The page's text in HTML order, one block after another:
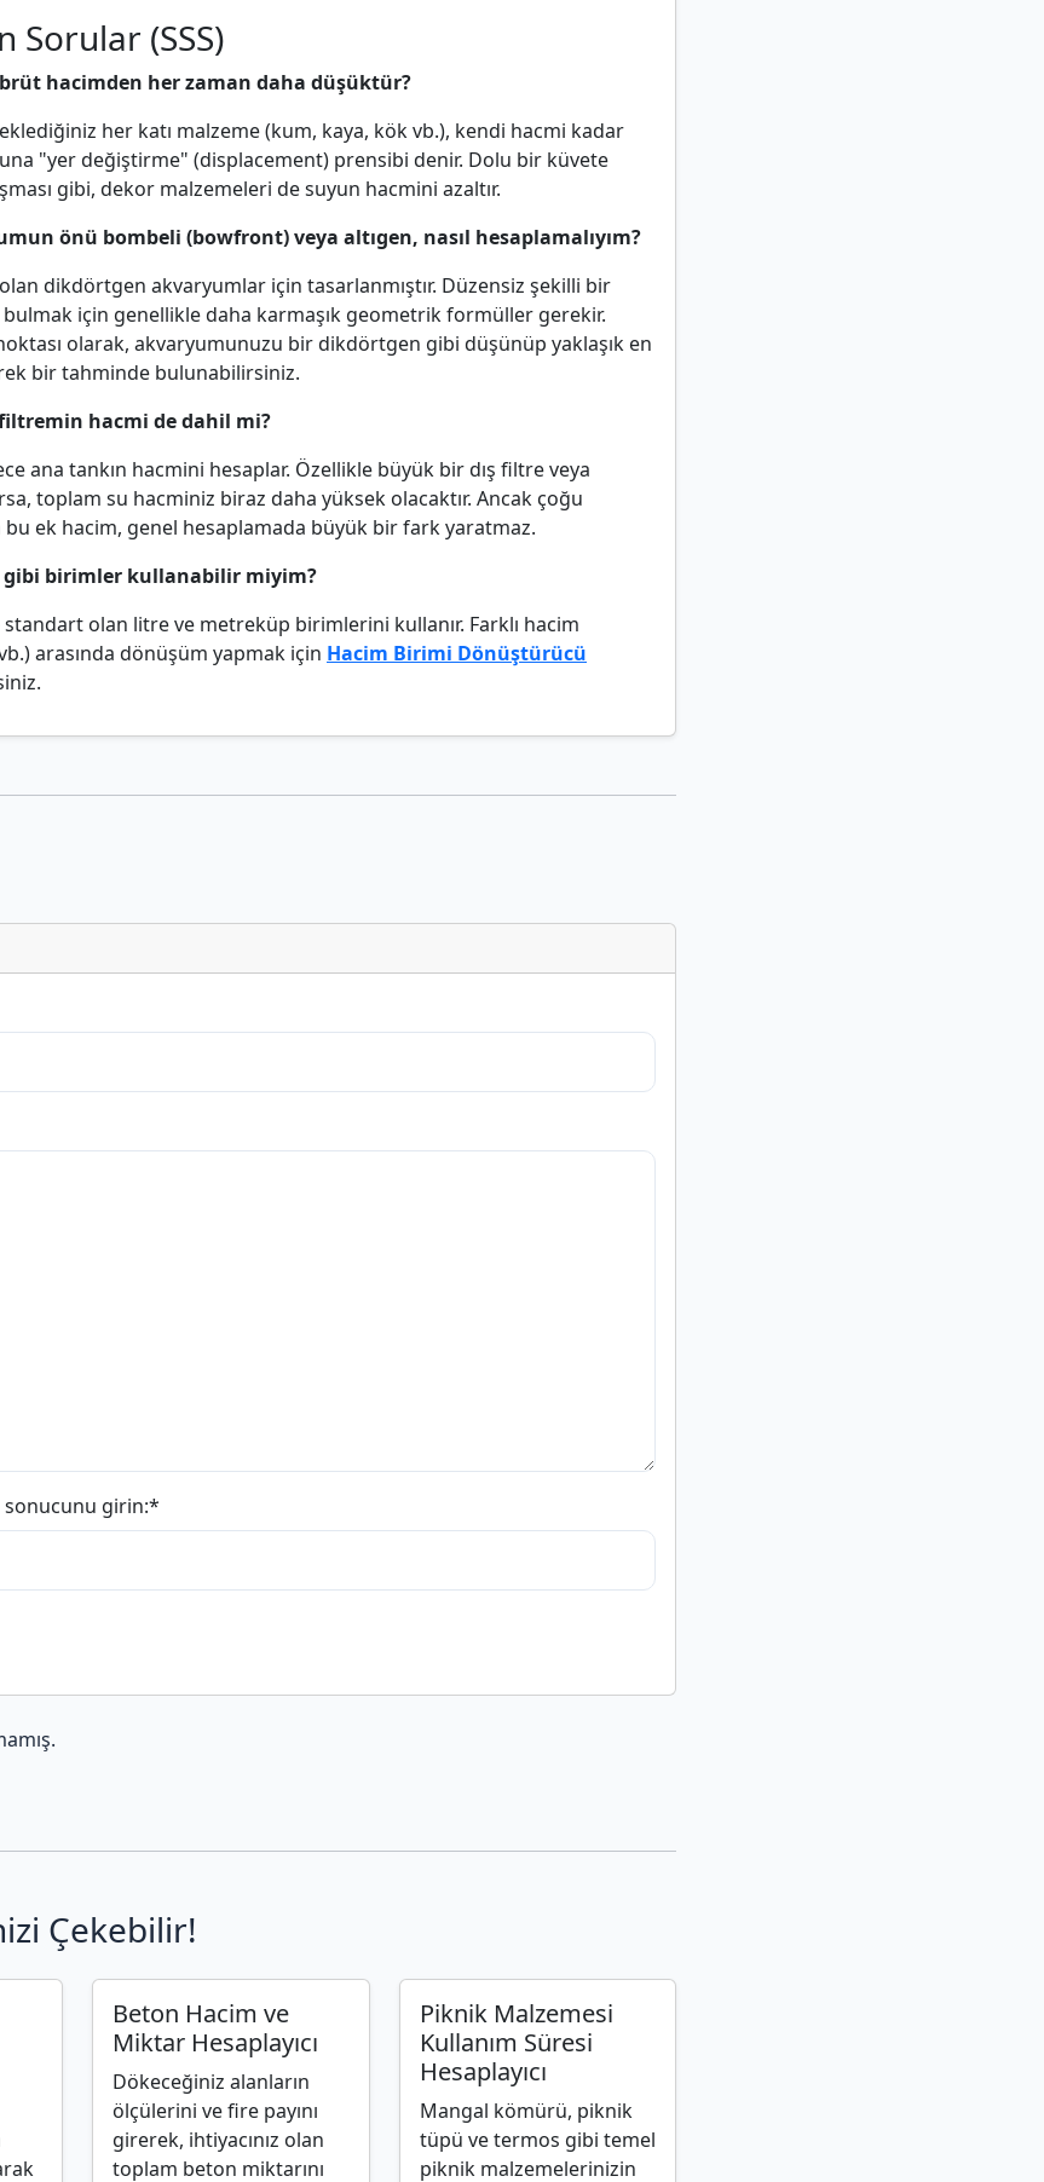
Sorular (SSS)
hacimden her zaman daha düşüktür?
her katı malzeme (kum, kaya, kök vb.), kendi hacmi kadar
"yer değiştirme" (displacement) prensibi denir. Dolu bir küvete
gibi, dekor malzemeleri de suyun hacmini azaltır.
önü bombeli (bowfront) veya altıgen, nasıl hesaplamalıyım?
olan dikdörtgen akvaryumlar için tasarlanmıştır. Düzensiz şekilli bir
için genellikle daha karmaşık geometrik formüller gerekir.
olarak, akvaryumunuzu bir dikdörtgen gibi düşünüp yaklaşık en
bir tahminde bulunabilirsiniz.
filtremin hacmi de dahil mi?
ana tankın hacmini hesaplar. Özellikle büyük bir dış filtre veya
toplam su hacminiz biraz daha yüksek olacaktır. Ancak çoğu
ek hacim, genel hesaplamada büyük bir fark yaratmaz.
gibi birimler kullanabilir miyim?
standart olan litre ve metreküp birimlerini kullanır. Farklı hacim
arasında dönüşüm yapmak için Hacim Birimi Dönüştürücü
sonucunu girin:*
Çekebilir!
Beton Hacim ve
Miktar Hesaplayıcı
Dökeceğiniz alanların
ölçülerini ve fire payını
girerek, ihtiyacınız olan
toplam beton miktarını
Piknik Malzemesi
Kullanım Süresi
Hesaplayıcı
Mangal kömürü, piknik
tüpü ve termos gibi temel
piknik malzemelerinizin